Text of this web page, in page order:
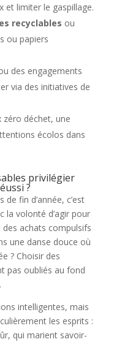
et limiter le gaspillage.
recyclables ou
ou papiers
des engagements
via des initiatives de
zéro déchet, une
écolos dans
privilégier
?
fin d’année, c’est
la volonté d’agir pour
des achats compulsifs
une danse douce où
? Choisir des
pas oubliés au fond
intelligentes, mais
les esprits :
qui marient savoir-